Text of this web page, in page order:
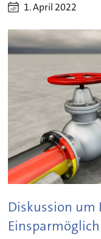
1. April 2022
Diskussion um